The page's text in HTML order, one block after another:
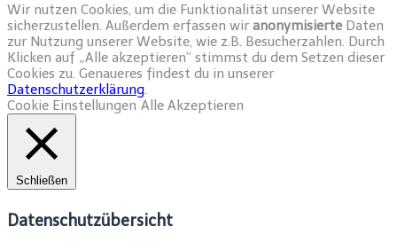
Wir nutzen Cookies, um die Funktionalität unserer Website
sicherzustellen. Außerdem erfassen wir anonymisierteDaten
zur Nutzung unserer Website, wie z.B. Besucherzahlen. Durch
Klicken auf „Alle akzeptieren“ stimmst du dem Setzen dieser
Cookies zu. Genaueres findest du in unserer
Datenschutzerklärung.
Cookie Einstellungen Alle Akzeptieren
Schließen
Datenschutzübersicht